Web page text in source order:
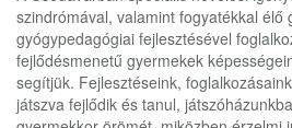
szindrómával, valamint fogyatékkal élő
gyógypedagógiai fejlesztésével
fejlődésmenetű gyermekek
segítjük. Fejlesztéseink,
játszva fejlődik és tanul,